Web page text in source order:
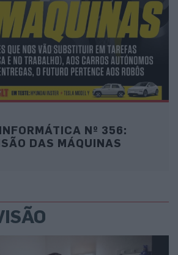
Nº 356:
DAS MÁQUINAS